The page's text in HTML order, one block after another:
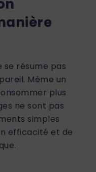
se résume pas
Même un
plus
ne sont pas
simples
efficacité et de